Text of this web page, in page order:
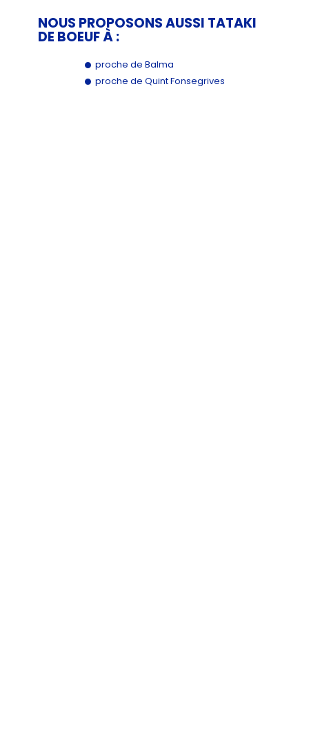
NOUS PROPOSONS AUSSI TATAKI
DE BOEUF À :
proche de Balma
proche de Quint Fonsegrives